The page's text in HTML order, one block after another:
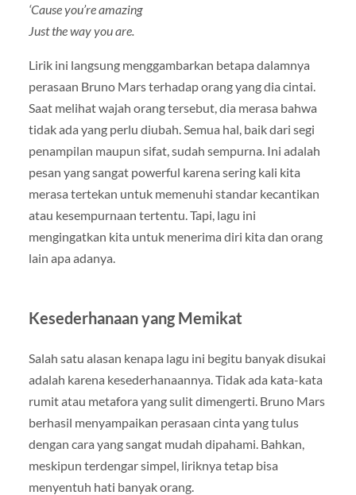
‘Cause you’re amazing
Just the way you are.
Lirik ini langsung menggambarkan betapa dalamnya
perasaan Bruno Mars terhadap orang yang dia cintai.
Saat melihat wajah orang tersebut, dia merasa bahwa
tidak ada yang perlu diubah. Semua hal, baik dari segi
penampilan maupun sifat, sudah sempurna. Ini adalah
pesan yang sangat powerful karena sering kali kita
merasa tertekan untuk memenuhi standar kecantikan
atau kesempurnaan tertentu. Tapi, lagu ini
mengingatkan kita untuk menerima diri kita dan orang
lain apa adanya.
Kesederhanaan yang Memikat
Salah satu alasan kenapa lagu ini begitu banyak disukai
adalah karena kesederhanaannya. Tidak ada kata-kata
rumit atau metafora yang sulit dimengerti. Bruno Mars
berhasil menyampaikan perasaan cinta yang tulus
dengan cara yang sangat mudah dipahami. Bahkan,
meskipun terdengar simpel, liriknya tetap bisa
menyentuh hati banyak orang.